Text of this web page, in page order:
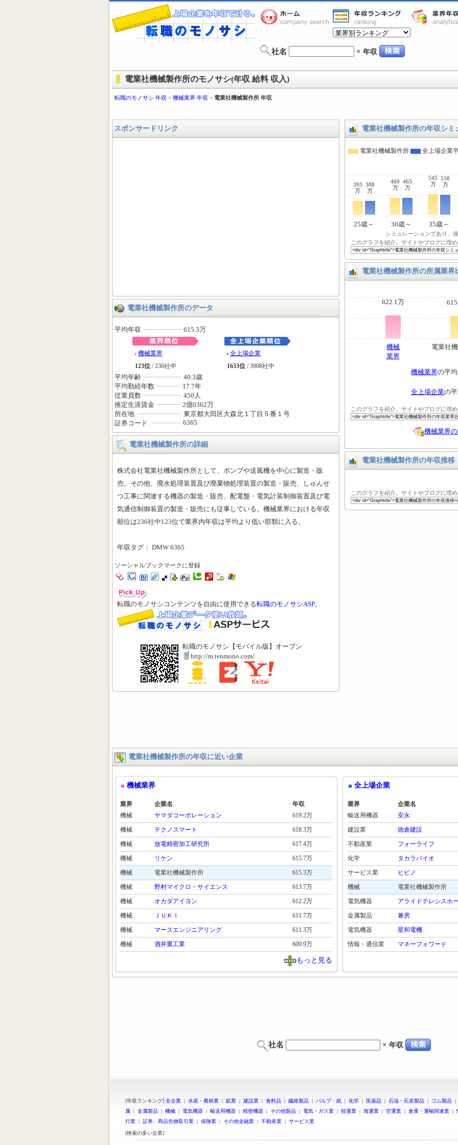
社名 × 年収
電業社機械製作所のモノサシ(年収 給料 収入)
転職のモノサシ 年収 > 機械業界 年収 > 電業社機械製作所 年収
スポンサードリンク
電業社機械製作所のデータ
平均年収 615.3万
機械業界
123位 / 236社中
全上場企業
1633位 / 3908社中
平均年齢
40.3歳
平均勤続年数
17.7年
従業員数
450人
推定生涯賃金
2億0362万
所在地
東京都大田区大森北１丁目５番１号
証券コード
6365
電業社機械製作所の詳細
株式会社電業社機械製作所として、ポンプや送風機を中心に製造・販
売。その他、廃水処理装置及び廃棄物処理装置の製造・販売、しゅんせ
つ工事に関連する機器の製造・販売、配電盤・電気計装制御装置及び電
気通信制御装置の製造・販売にも従事している。機械業界における年収
順位は236社中123位で業界内年収は平均より低い部類に入る。
年収タグ： DMW 6365
ソーシャルブックマークに登録
転職のモノサシコンテンツを自由に使用できる転職のモノサシASP。
転職のモノサシ【モバイル版】オープン
http://m.tenmono.com/
電業社機械製作所の年収シミ
電業社機械製作所 全上場企業
393
万
388
万
469
万
463
万
545
万
538
万
25歳～ 30歳～ 35歳～
シミュレーションであり、
このグラフを紹介。サイトやブログに埋
電業社機械製作所の所属業界
622.1万
機械
業界
電業社
機械業界の平
全上場企業の
このグラフを紹介。サイトやブログに埋
機械業界
電業社機械製作所の年収推移
このグラフを紹介。サイトやブログに埋
電業社機械製作所の年収に近い企業
機械業界
業界 企業名
年収
機械
ヤマダコーポレーション
619.2万
機械
テクノスマート
618.3万
機械
放電精密加工研究所
617.4万
機械
リケン
615.7万
機械
電業社機械製作所
615.3万
機械
野村マイクロ・サイエンス
613.7万
機械
オカダアイヨン
612.2万
機械
ＪＵＫＩ
611.7万
機械
マースエンジニアリング
611.3万
機械
酒井重工業 609.9万
もっと見る
全上場企業
業界
企業名
輸送用機器
安永
建設業
徳倉建設
不動産業
フォーライフ
化学
タカラバイオ
サービス業
ヒビノ
機械
電業社機械製作所
電気機器
アライドテレシスホ
金属製品
兼房
電気機器
星和電機
情報・通信業
マネーフォワード
社名 × 年収
[年収ランキング] 全企業 | 水産・農林業 | 鉱業 | 建設業 | 食料品 | 繊維製品 | パルプ・紙 | 化学 | 医薬品 | 石油・石炭製品 | ゴム製品
属 | 金属製品 | 機械 | 電気機器 | 輸送用機器 | 精密機器 | その他製品 | 電気・ガス業 | 陸運業 | 海運業 | 空運業 | 倉庫・運輸関連業 |
行業 | 証券、商品先物取引業 | 保険業 | その他金融業 | 不動産業 | サービス業
[検索の多い企業]